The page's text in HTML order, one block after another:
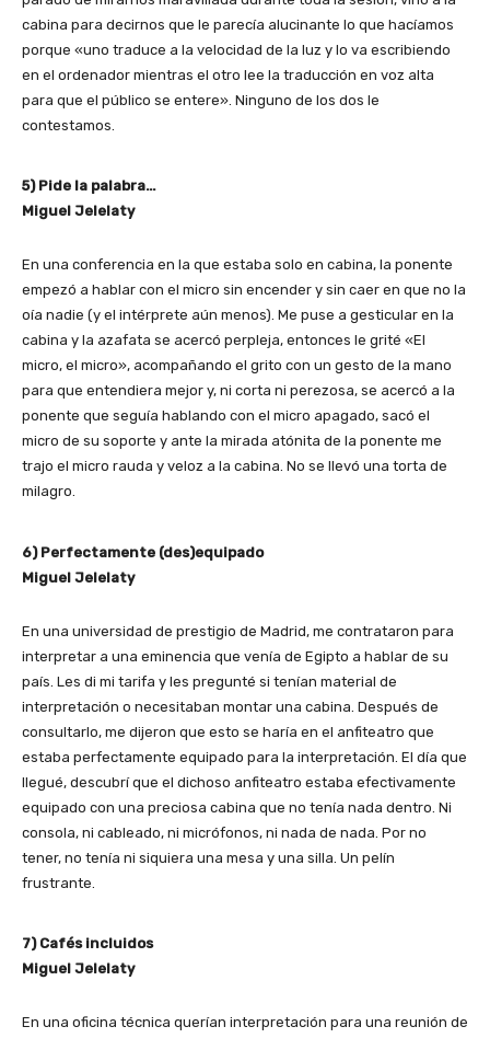
cabina para decirnos que le parecía alucinante lo que hacíamos
porque «uno traduce a la velocidad de la luz y lo va escribiendo
en el ordenador mientras el otro lee la traducción en voz alta
para que el público se entere». Ninguno de los dos le
contestamos.
5) Pide la palabra…
Miguel Jelelaty
En una conferencia en la que estaba solo en cabina, la ponente
empezó a hablar con el micro sin encender y sin caer en que no la
oía nadie (y el intérprete aún menos). Me puse a gesticular en la
cabina y la azafata se acercó perpleja, entonces le grité «El
micro, el micro», acompañando el grito con un gesto de la mano
para que entendiera mejor y, ni corta ni perezosa, se acercó a la
ponente que seguía hablando con el micro apagado, sacó el
micro de su soporte y ante la mirada atónita de la ponente me
trajo el micro rauda y veloz a la cabina. No se llevó una torta de
milagro.
6) Perfectamente (des)equipado
Miguel Jelelaty
En una universidad de prestigio de Madrid, me contrataron para
interpretar a una eminencia que venía de Egipto a hablar de su
país. Les di mi tarifa y les pregunté si tenían material de
interpretación o necesitaban montar una cabina. Después de
consultarlo, me dijeron que esto se haría en el anfiteatro que
estaba perfectamente equipado para la interpretación. El día que
llegué, descubrí que el dichoso anfiteatro estaba efectivamente
equipado con una preciosa cabina que no tenía nada dentro. Ni
consola, ni cableado, ni micrófonos, ni nada de nada. Por no
tener, no tenía ni siquiera una mesa y una silla. Un pelín
frustrante.
7) Cafés incluidos
Miguel Jelelaty
En una oficina técnica querían interpretación para una reunión de